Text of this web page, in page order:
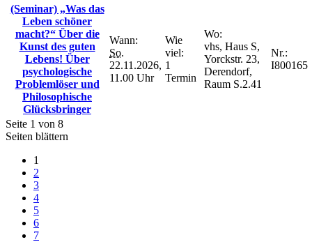
(Seminar) „Was das
Leben schöner
macht?“ Über die
Kunst des guten
Lebens! Über
psychologische
Problemlöser und
Philosophische
Glücksbringer
Wann:
So.
22.11.2026,
11.00 Uhr
Wie
viel:
1
Termin
Wo:
vhs, Haus S,
Yorckstr. 23,
Derendorf,
Raum S.2.41
Nr.:
I800165
Seite 1 von 8
Seiten blättern
1
2
3
4
5
6
7